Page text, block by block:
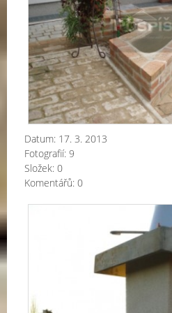
Datum: 17. 3. 2013
Fotografií: 9
Složek: 0
Komentářů: 0